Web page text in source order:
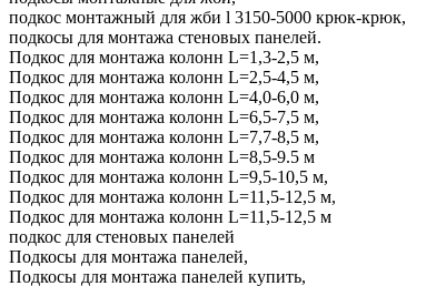
подкос монтажный для жби l 3150-5000 крюк-крюк,
подкосы для монтажа стеновых панелей.
Подкос для монтажа колонн L=1,3-2,5 м,
Подкос для монтажа колонн L=2,5-4,5 м,
Подкос для монтажа колонн L=4,0-6,0 м,
Подкос для монтажа колонн L=6,5-7,5 м,
Подкос для монтажа колонн L=7,7-8,5 м,
Подкос для монтажа колонн L=8,5-9.5 м
Подкос для монтажа колонн L=9,5-10,5 м,
Подкос для монтажа колонн L=11,5-12,5 м,
Подкос для монтажа колонн L=11,5-12,5 м
подкос для стеновых панелей
Подкосы для монтажа панелей,
Подкосы для монтажа панелей купить,